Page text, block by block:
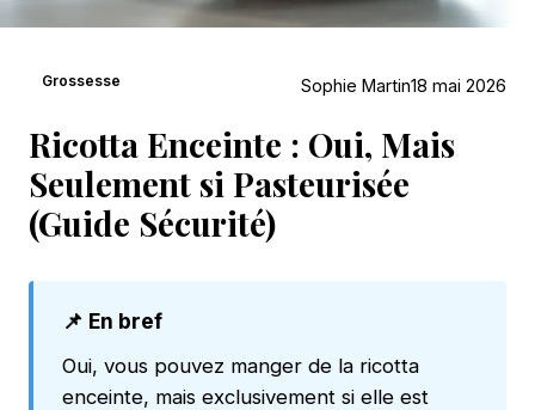
Grossesse Sophie Martin18 mai 2026
Ricotta Enceinte : Oui, Mais
Seulement si Pasteurisée
(Guide Sécurité)
📌 En bref
Oui, vous pouvez manger de la ricotta
enceinte, mais exclusivement si elle est